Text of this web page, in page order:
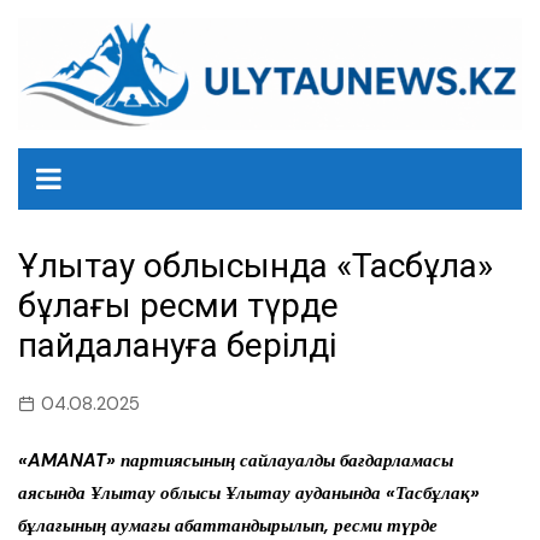
содержанию
Ұлытау облысында «Тасбұлақ»
бұлағы ресми түрде
пайдалануға берілді
04.08.2025
«AMANAT» партиясының сайлауалды бағдарламасы
аясында Ұлытау облысы Ұлытау ауданында «Тасбұлақ»
бұлағының аумағы абаттандырылып, ресми түрде